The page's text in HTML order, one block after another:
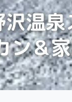
温泉
ン＆